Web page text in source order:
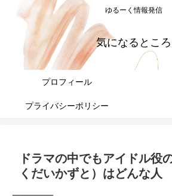
ゆるーく情報発信
気になるところ
プロフィール
プライバシーポリシー
ドラマの中でもアイドル役
くだいかずと）はどんな人